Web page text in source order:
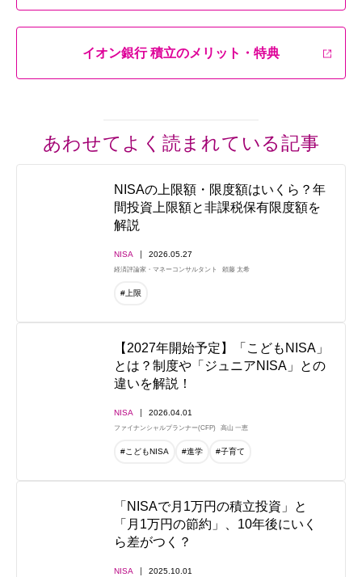
イオン銀行 積立のメリット・特典
あわせてよく読まれている記事
NISAの上限額・限度額はいくら？年
間投資上限額と非課税保有限度額を
解説
NISA 2026.05.27
経済評論家・マネーコンサルタント 頼藤 太希
#上限
【2027年開始予定】「こどもNISA」
とは？制度や「ジュニアNISA」との
違いを解説！
NISA 2026.04.01
ファイナンシャルプランナー(CFP) 高山 一恵
#こどもNISA #進学 #子育て
「NISAで月1万円の積立投資」と
「月1万円の節約」、10年後にいく
ら差がつく？
NISA 2025.10.01